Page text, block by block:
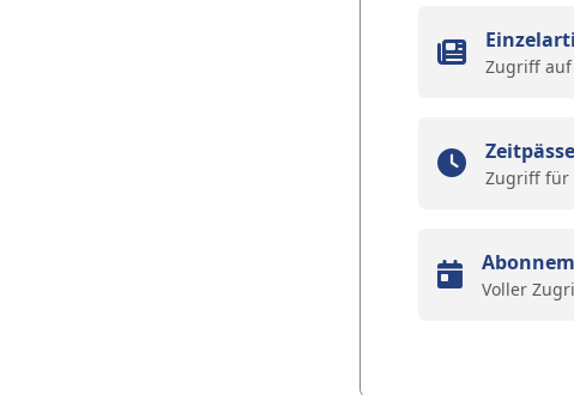
Zugriff
Zeitpässe
Zugriff für
Voller